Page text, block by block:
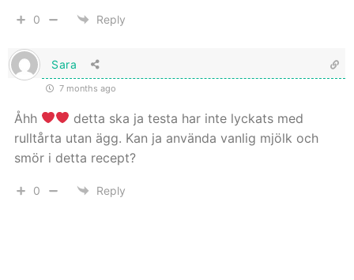
0 Reply
Sara
7 months ago
Åhh
detta ska ja testa har inte lyckats med
rulltårta utan ägg. Kan ja använda vanlig mjölk och
smör i detta recept?
0 Reply